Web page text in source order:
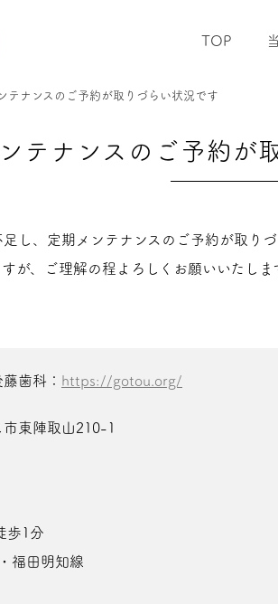
TOP
テナンスのご予約が取りづらい状況です
テナンスのご予約が
し、定期メンテナンスのご予約が取りづ
が、ご理解の程よろしくお願いいたしま
歯科： https://gotou.org/
東陣取山210-1
歩1分
福田明知線